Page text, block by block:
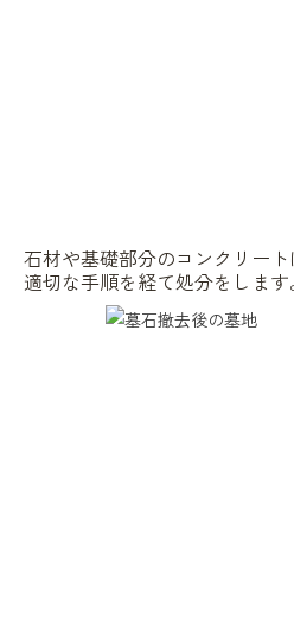
石材や基礎部分のコンクリー
適切な手順を経て処分をします